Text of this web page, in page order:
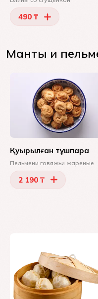
490 ₸
Манты и
Қуырылған тұшпара
Пельмени говяжьи жареные
2 190 ₸